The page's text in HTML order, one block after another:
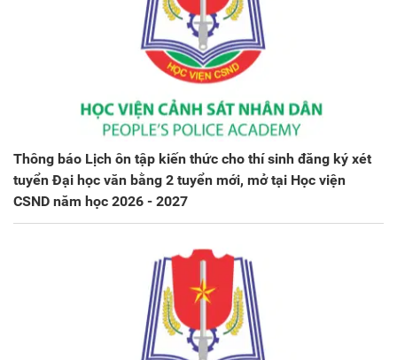
Thông báo Lịch ôn tập kiến thức cho thí sinh đăng ký xét
tuyển Đại học văn bằng 2 tuyển mới, mở tại Học viện
CSND năm học 2026 - 2027